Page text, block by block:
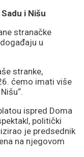
i Nišu
stranačke
u
stranke,
ćemo imati više
ispred Doma
politički
je predsednik
na njegovom